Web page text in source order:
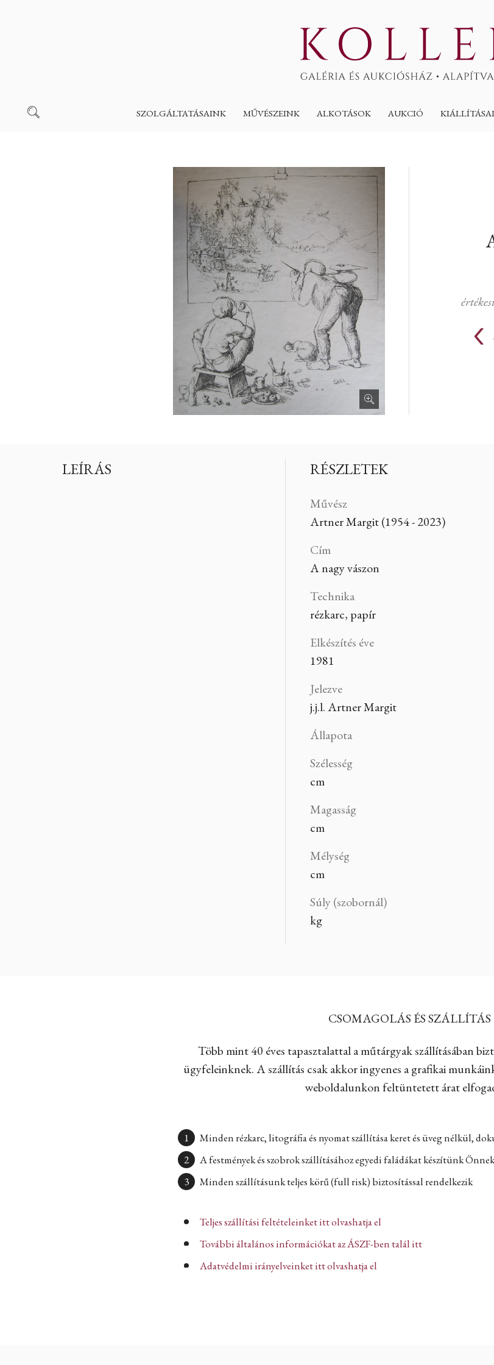
SZOLGÁLTATÁSAINK MŰVÉSZEINK ALKOTÁSOK AUKCIÓ
LEÍRÁS RÉSZLETEK
Művész
Artner Margit (1954 - 2023)
Cím
A nagy vászon
Technika
rézkarc, papír
Elkészítés éve
1981
Jelezve
j.j.l. Artner Margit
Állapota
Szélesség
cm
Magasság
cm
Mélység
cm
Súly (szobornál)
kg
CSOMAGOLÁS ÉS SZÁLLÍTÁS
Több mint 40 éves tapasztalattal a műtárgyak szállításában
ügyfeleinknek. A szállítás csak akkor ingyenes a grafikai
weboldalunkon feltüntetett árat
Minden rézkarc, litográfia és nyomat szállítása keret és üveg nélkül,
A festmények és szobrok szállításához egyedi faládákat készítünk Önnek
Minden szállításunk teljes körű (full risk) biztosítással rendelkezik
Teljes szállítási feltételeinket itt olvashatja el
További általános információkat az ÁSZF-ben talál itt
Adatvédelmi irányelveinket itt olvashatja el